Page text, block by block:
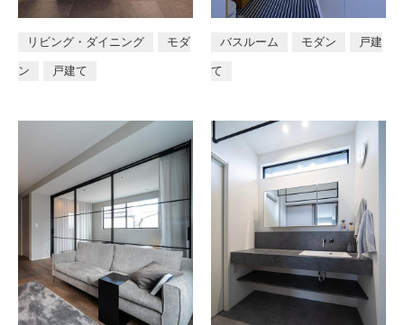
リビング・ダイニング モダ
ン 戸建て
バスルーム モダン 戸建
て